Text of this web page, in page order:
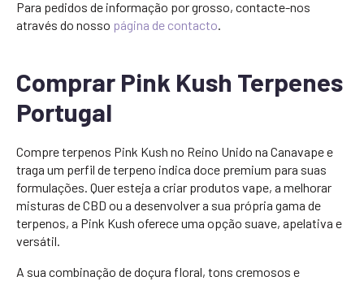
Para pedidos de informação por grosso, contacte-nos
através do nosso página de contacto.
Comprar Pink Kush Terpenes
Portugal
Compre terpenos Pink Kush no Reino Unido na Canavape e
traga um perfil de terpeno indica doce premium para suas
formulações. Quer esteja a criar produtos vape, a melhorar
misturas de CBD ou a desenvolver a sua própria gama de
terpenos, a Pink Kush oferece uma opção suave, apelativa e
versátil.
A sua combinação de doçura floral, tons cremosos e